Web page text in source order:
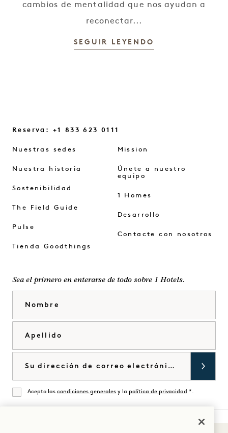
cambios de mentalidad que nos ayudan a
reconectar...
SEGUIR LEYENDO
Reserva: +1 833 623 0111
Nuestras sedes
Nuestra historia
Sostenibilidad
The Field Guide
Pulse
Tienda Goodthings
Mission
Únete a nuestro
equipo
1 Homes
Desarrollo
Contacte con nosotros
Sea el primero en enterarse de todo sobre 1 Hotels.
De acuerdo
Acepto las condiciones generales y la política de privacidad *.